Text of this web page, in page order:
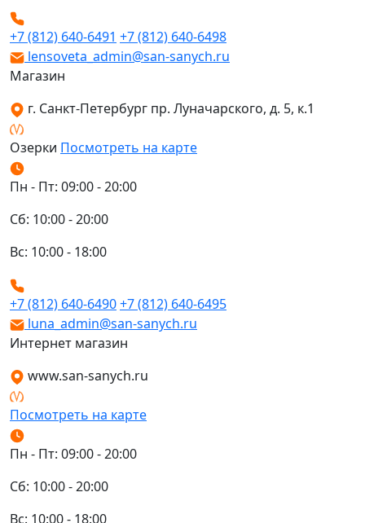
+7 (812) 640-6491 +7 (812) 640-6498
lensoveta_admin@san-sanych.ru
Магазин
г. Санкт-Петербург пр. Луначарского, д. 5, к.1
Озерки Посмотреть на карте
Пн - Пт: 09:00 - 20:00
Сб: 10:00 - 20:00
Вс: 10:00 - 18:00
+7 (812) 640-6490+7 (812) 640-6495
luna_admin@san-sanych.ru
Интернет магазин
www.san-sanych.ru
Посмотреть на карте
Пн - Пт: 09:00 - 20:00
Сб: 10:00 - 20:00
Вс: 10:00 - 18:00